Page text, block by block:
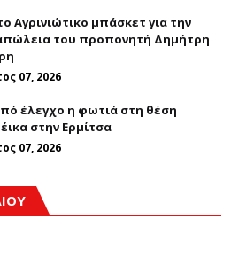
Αγρινιώτικο μπάσκετ για την
του προπονητή Δημήτρη
07, 2026
έλεγχο η φωτιά στη θέση
στην Ερμίτσα
07, 2026